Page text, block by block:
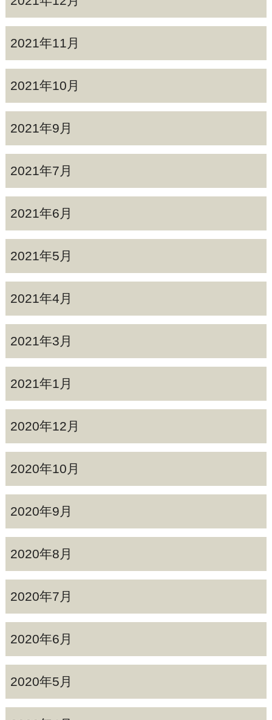
2021年11月
2021年10月
2021年9月
2021年7月
2021年6月
2021年5月
2021年4月
2021年3月
2021年1月
2020年12月
2020年10月
2020年9月
2020年8月
2020年7月
2020年6月
2020年5月